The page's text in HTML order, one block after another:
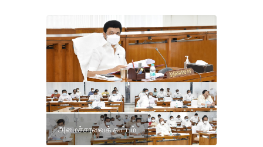
அமைச்சரவைக் கூட்டம்